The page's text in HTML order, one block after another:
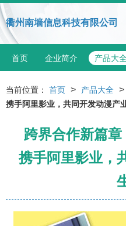
衢州南墙信息科技有限公司
首页 企业简介 产品大
当前位置： 首页 > 产品大全 >
携手阿里影业，共同开发动漫产
跨界合作新篇
携手阿里影业，